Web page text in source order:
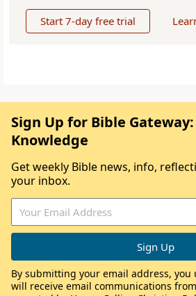
Start 7-day free trial
Sign Up for Bible
Knowledge
Get weekly Bible news, info,
your inbox.
By submitting your email address,
will receive email communications